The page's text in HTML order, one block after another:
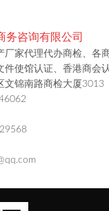
务咨询有限公司
厂家代理代办商检、各
件使馆认证、香港商会
文锦南路商检大厦3013